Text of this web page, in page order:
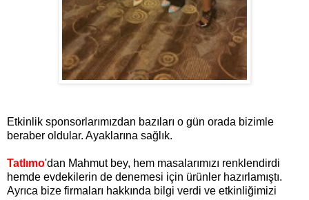
Etkinlik sponsorlarımızdan bazıları o gün orada bizimle
beraber oldular. Ayaklarına sağlık.
Tatlımo'dan Mahmut bey, hem masalarımızı renklendirdi
hemde evdekilerin de denemesi için ürünler hazırlamıştı.
Ayrıca bize firmaları hakkında bilgi verdi ve etkinliğimizi